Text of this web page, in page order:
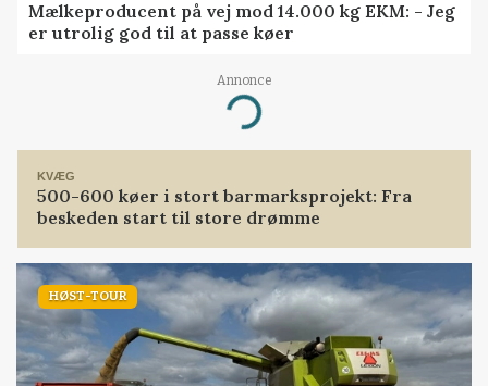
Mælkeproducent på vej mod 14.000 kg EKM: - Jeg
er utrolig god til at passe køer
Annonce
Loading...
KVÆG
500-600 køer i stort barmarksprojekt: Fra
beskeden start til store drømme
HØST-TOUR